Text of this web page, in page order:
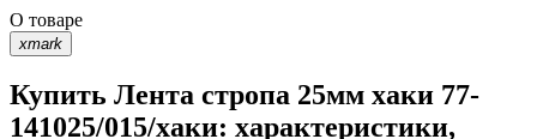
О товаре
xmark
Купить Лента стропа 25мм хаки 77-
141025/015/хаки: характеристики,